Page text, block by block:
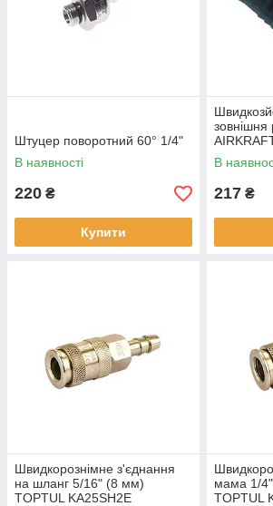
Штуцер поворотний 60° 1/4"
В наявності
220 ₴
Купити
зовнішня
В
217 ₴
Швидкорознімне з'єднання
на шланг 5/16" (8 мм)
TOPTUL KA25SH2E
мама 1/4"
TOPTUL